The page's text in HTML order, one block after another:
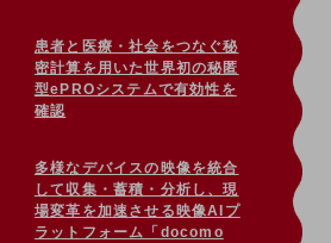
ンで
ルショップ
ちら
・お見積りはこちら
患者と医療・社会をつなぐ秘
密計算を用いた世界初の秘匿
型ePROシステムで有効性を
確認
多様なデバイスの映像を統合
して収集・蓄積・分析し、現
場変革を加速させる映像AIプ
ラットフォーム「docomo